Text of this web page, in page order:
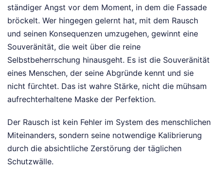
ständiger Angst vor dem Moment, in dem die Fassade
bröckelt. Wer hingegen gelernt hat, mit dem Rausch
und seinen Konsequenzen umzugehen, gewinnt eine
Souveränität, die weit über die reine
Selbstbeherrschung hinausgeht. Es ist die Souveränität
eines Menschen, der seine Abgründe kennt und sie
nicht fürchtet. Das ist wahre Stärke, nicht die mühsam
aufrechterhaltene Maske der Perfektion.
Der Rausch ist kein Fehler im System des menschlichen
Miteinanders, sondern seine notwendige Kalibrierung
durch die absichtliche Zerstörung der täglichen
Schutzwälle.